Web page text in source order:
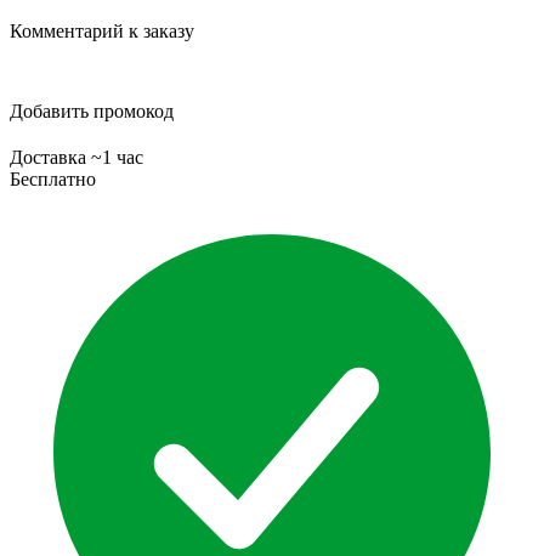
Комментарий к заказу
Добавить промокод
Доставка ~1 час
Бесплатно